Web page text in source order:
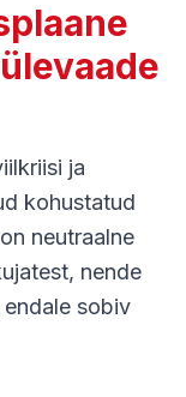
ja
kohustatud
neutraalne
nende
sobiv